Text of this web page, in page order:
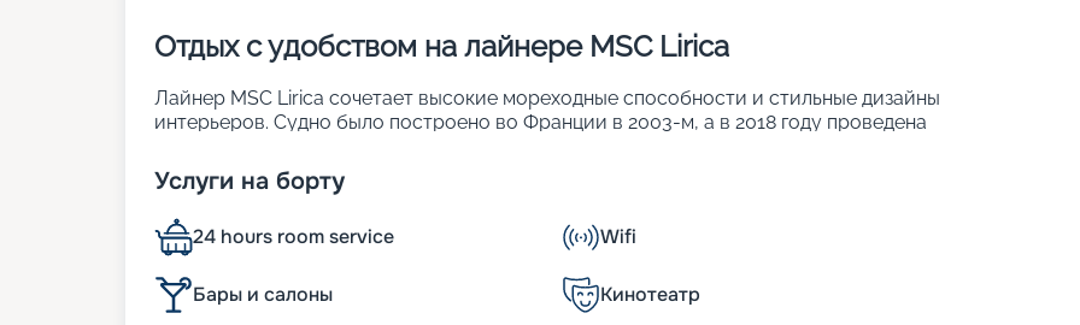
Отдых с удобством на лайнере MSC Lirica
Лайнер MSC Lirica сочетает высокие мореходные способности и стильные дизайны
интерьеров. Судно было построено во Франции в 2003-м, а в 2018 году проведена
обставленных каютах можно заселить до 1 984 человек. Основные характеристики
лайнера:
• ширина – 29 м;
• длина – 275 м;
• водоизмещение – около 65,6 тыс. т;
• осадка – 6,6 м;
Услуги на борту
24 hours room service Wifi
Бары и салоны Кинотеатр